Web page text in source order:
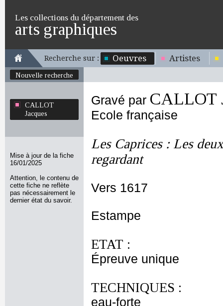
Les collections du département des
arts graphiques
Recherche sur : Oeuvres Artistes
Nouvelle recherche
CALLOT
Jacques
Mise à jour de la fiche
16/01/2025
Attention, le contenu de
cette fiche ne reflète
pas nécessairement le
dernier état du savoir.
Gravé par CALLOT
Ecole française
Les Caprices : Les
regardant
Vers 1617
Estampe
ETAT :
Épreuve unique
TECHNIQUES :
eau-forte